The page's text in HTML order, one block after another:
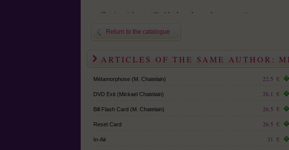
Ce gimmick est utilisable dans de nombreuses routines
Return to the catalogue
ARTICLES OF THE SAME AUTHOR:
Métamorphose (M. Chatelain) 22.5 €
DVD Exit (Mickael Chatelain) 26.1 €
Bill Flash Card (M. Chatelain) 26.5 €
Reset Card 26.5 €
In-Air 31 €